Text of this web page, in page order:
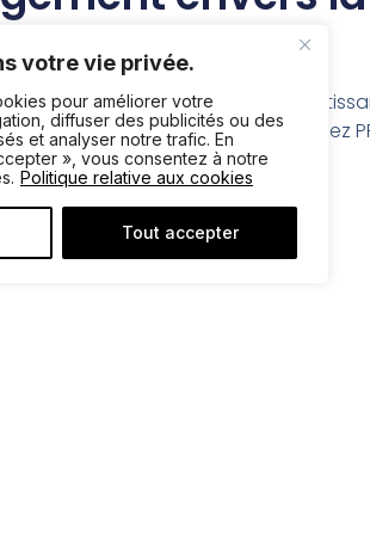
votre vie privée.
pour améliorer votre
diffuser des publicités ou des
et analyser notre trafic. En
», vous consentez à notre
Politique relative aux cookies
Tout accepter
sont certifiés FSC et FSC02,
sociales et environnementales. Chez
particulière à chaque détail.